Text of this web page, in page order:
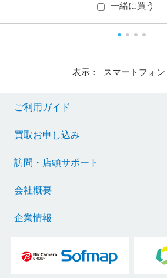
一緒に買う
表示： スマートフォン
ご利用ガイド
買取お申し込み
訪問・店頭サポート
会社概要
企業情報